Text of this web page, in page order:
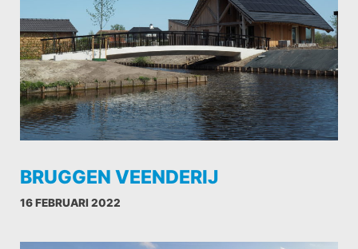
BRUGGEN VEENDERIJ
16 FEBRUARI 2022